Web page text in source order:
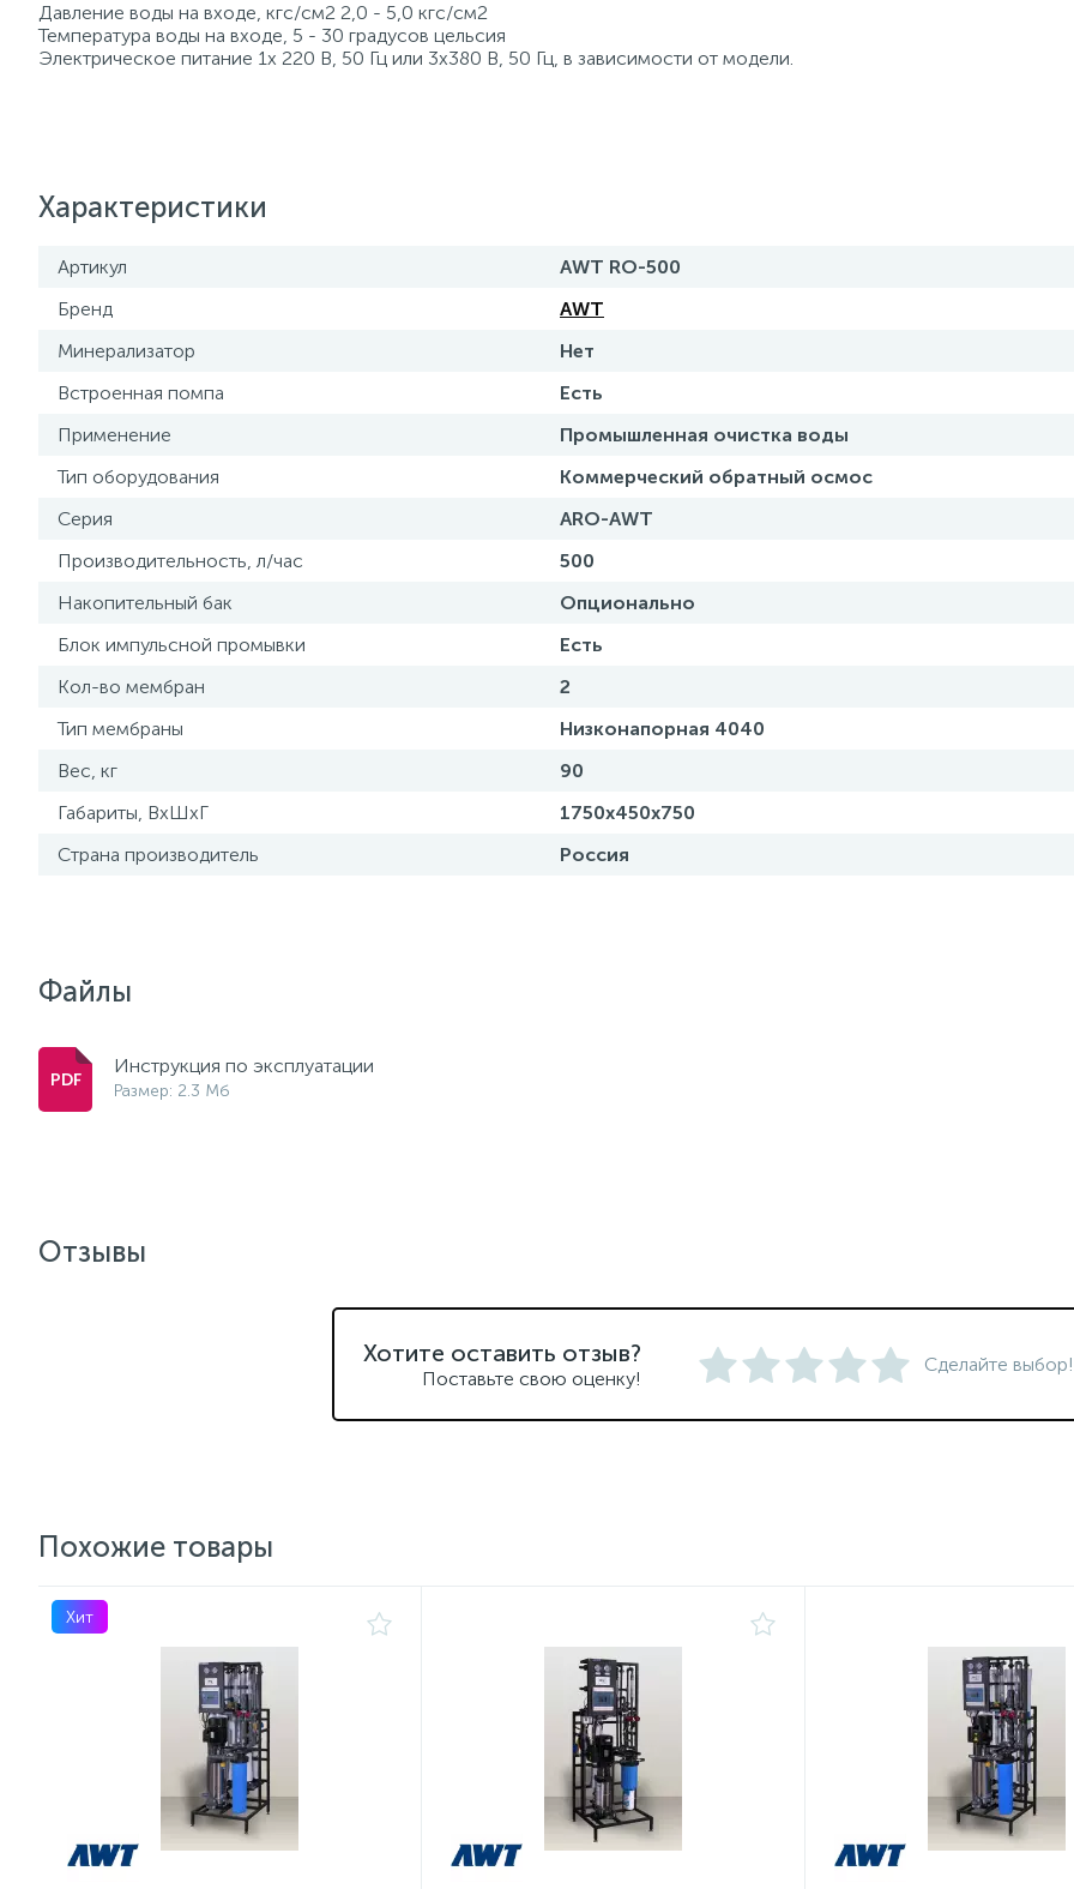
Давление воды на входе, кгс/см2 2,0 - 5,0 кгс/см2
Температура воды на входе, 5 - 30 градусов цельсия
Электрическое питание 1х 220 В, 50 Гц или 3х380 В, 50 Гц, в зависимости от модели.
Характеристики
Артикул
AWT RO-500
Бренд
AWT
Минерализатор
Нет
Встроенная помпа
Есть
Применение
Промышленная очистка воды
Тип оборудования
Коммерческий обратный осмос
Серия
ARO-AWT
Производительность, л/час
500
Накопительный бак
Опционально
Блок импульсной промывки
Есть
Кол-во мембран
2
Тип мембраны
Низконапорная 4040
Вес, кг
90
Габариты, ВхШхГ
1750х450х750
Страна производитель
Россия
Файлы
Инструкция по эксплуатации
Размер: 2.3 Мб
Отзывы
Хотите оставить отзыв?
Поставьте свою оценку!
Сделайте выбор!
Похожие товары
Хит